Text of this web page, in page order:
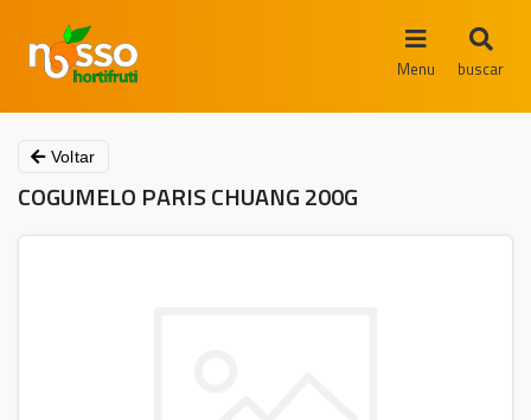
Menu buscar
Voltar
COGUMELO PARIS CHUANG 200G